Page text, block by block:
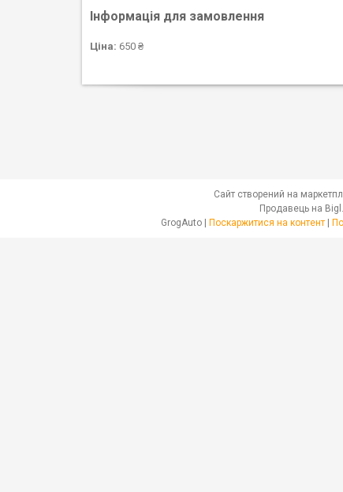
Інформація для замовлення
Ціна: 650 ₴
Сайт створений на
Продавець на
Поскаржитися на контент